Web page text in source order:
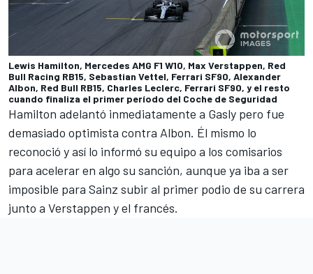
Lewis Hamilton, Mercedes AMG F1 W10, Max Verstappen, Red
Bull Racing RB15, Sebastian Vettel, Ferrari SF90, Alexander
Albon, Red Bull RB15, Charles Leclerc, Ferrari SF90, y el resto
cuando finaliza el primer período del Coche de Seguridad
Hamilton adelantó inmediatamente a Gasly pero fue
demasiado optimista contra Albon. Él mismo lo
reconoció y así lo informó su equipo a los comisarios
para acelerar en algo su sanción, aunque ya iba a ser
imposible para Sainz subir al primer podio de su carrera
junto a Verstappen y el francés.